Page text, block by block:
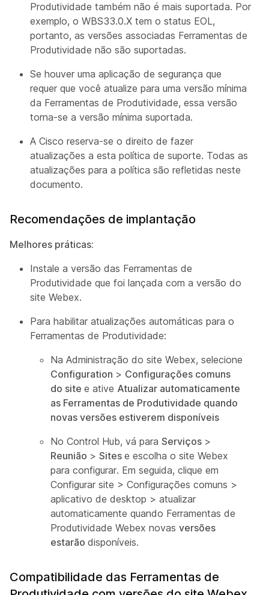
Produtividade também não é mais suportada. Por
exemplo, o WBS33.0.X tem o status EOL,
portanto, as versões associadas Ferramentas de
Produtividade não são suportadas.
Se houver uma aplicação de segurança que
requer que você atualize para uma versão mínima
da Ferramentas de Produtividade, essa versão
torna-se a versão mínima suportada.
A Cisco reserva-se o direito de fazer
atualizações a esta política de suporte. Todas as
atualizações para a política são refletidas neste
documento.
Recomendações de implantação
Melhores práticas:
Instale a versão das Ferramentas de
Produtividade que foi lançada com a versão do
site Webex.
Para habilitar atualizações automáticas para o
Ferramentas de Produtividade:
Na Administração do site Webex, selecione
Configuration > Configurações comuns
do site e ative Atualizar automaticamente
as Ferramentas de Produtividade quando
novas versões estiverem disponíveis
No Control Hub, vá para Serviços >
Reunião > Sites e escolha o site Webex
para configurar. Em seguida, clique em
Configurar site > Configurações comuns >
aplicativo de desktop > atualizar
automaticamente quando Ferramentas de
Produtividade Webex novas versões
estarão disponíveis.
Compatibilidade das Ferramentas de